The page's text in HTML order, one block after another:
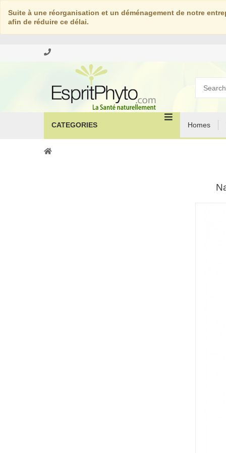
Suite à une réorganisation et un déménagement de notre
afin de réduire ce délai.
CATEGORIES Homes